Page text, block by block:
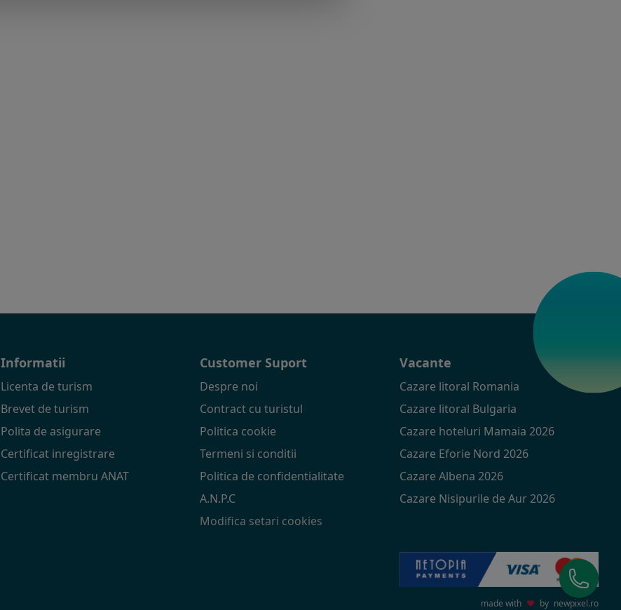
Informatii
Licenta de turism
Brevet de turism
Polita de asigurare
Certificat inregistrare
Certificat membru ANAT
Customer Suport
Despre noi
Contract cu turistul
Politica cookie
Termeni si conditii
Politica de confidentialitate
A.N.P.C
Modifica setari cookies
Vacante
Cazare litoral Romania
Cazare litoral Bulgaria
Cazare hoteluri Mamaia 2026
Cazare Eforie Nord 2026
Cazare Albena 2026
Cazare Nisipurile de Aur 2026
made with ♥ by newpixel.ro